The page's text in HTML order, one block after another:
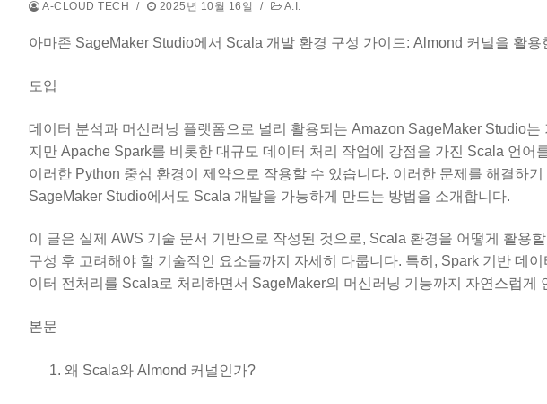
A-CLOUD TECH / 2025년 10월 16일 / A.I.
아마존 SageMaker Studio에서 Scala 개발 환경 구성 가이드: Almond 커널을 활용
도입
데이터 분석과 머신러닝 플랫폼으로 널리 활용되는 Amazon SageMaker Studio
지만 Apache Spark를 비롯한 대규모 데이터 처리 작업에 강점을 가진 Scala 언어
이러한 Python 중심 환경이 제약으로 작용할 수 있습니다. 이러한 문제를 해결하
SageMaker Studio에서도 Scala 개발을 가능하게 만드는 방법을 소개합니다.
이 글은 실제 AWS 기술 문서 기반으로 작성된 것으로, Scala 환경을 어떻게 활용
구성 후 고려해야 할 기술적인 요소들까지 자세히 다룹니다. 특히, Spark 기반 데
이터 전처리를 Scala로 처리하면서 SageMaker의 머신러닝 기능까지 자연스럽게
본문
왜 Scala와 Almond 커널인가?